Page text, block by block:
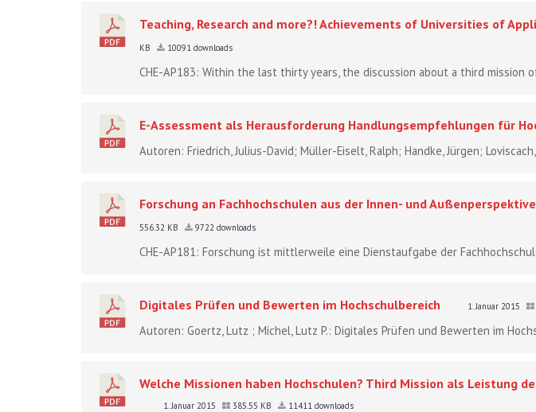
Teaching, Research and more?! Achievements of Universities of
KB
10091 downloads
CHE-AP183: Within the last thirty years, the discussion about a third mission
E-Assessment als Herausforderung Handlungsempfehlungen für
Autoren: Friedrich, Julius-David; Müller-Eiselt, Ralph; Handke, Jürgen;
Forschung an Fachhochschulen aus der Innen- und
556.32 KB
9722 downloads
CHE-AP181: Forschung ist mittlerweile eine Dienstaufgabe der
Digitales Prüfen und Bewerten im Hochschulbereich 1. Januar 2015
Autoren: Goertz, Lutz ; Michel, Lutz P.: Digitales Prüfen und Bewerten im
Welche Missionen haben Hochschulen? Third Mission als Leistung
1. Januar 2015 385.55 KB 11411 downloads